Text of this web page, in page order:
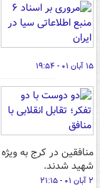
۱۵ آبان ۰۱ - ۱۹:۵۴
منافقین در کرج به
شهید شدند.
۲ آبان ۰۱ - ۲۱:۱۵